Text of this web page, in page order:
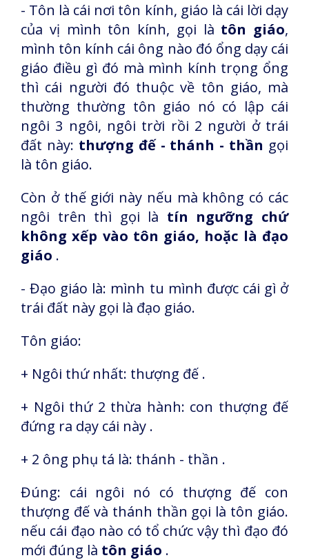
- Tôn là cái nơi tôn kính, giáo là cái lời dạy
của vị mình tôn kính, gọi là tôn giáo,
mình tôn kính cái ông nào đó ổng dạy cái
giáo điều gì đó mà mình kính trọng ổng
thì cái người đó thuộc về tôn giáo, mà
thường thường tôn giáo nó có lập cái
ngôi 3 ngôi, ngôi trời rồi 2 người ở trái
đất này: thượng đế - thánh - thần gọi
là tôn giáo.
Còn ở thế giới này nếu mà không có các
ngôi trên thì gọi là tín ngưỡng chứ
không xếp vào tôn giáo, hoặc là đạo
giáo .
- Đạo giáo là: mình tu mình được cái gì ở
trái đất này gọi là đạo giáo.
Tôn giáo:
+ Ngôi thứ nhất: thượng đế .
+ Ngôi thứ 2 thừa hành: con thượng đế
đứng ra dạy cái này .
+ 2 ông phụ tá là: thánh - thần .
Đúng: cái ngôi nó có thượng đế con
thượng đế và thánh thần gọi là tôn giáo.
nếu cái đạo nào có tổ chức vậy thì đạo đó
mới đúng là tôn giáo .